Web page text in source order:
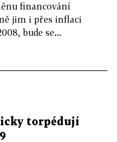
financování
jim i přes inflaci
bude se...
torpédují